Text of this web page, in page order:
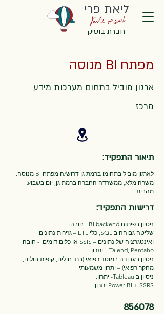
איתכם במסע
ליאת פרי
חברת בוטיק
מפתח BI מנוסה
ארגון מוביל בתחום מערכות מידע
מרכז
תיאור התפקיד:
לארגון מוביל בתחומו ברמת גן דרוש/ה מפתח BI מנוסה.
משרה מלא, ממשרדה החברה ברמת גן, יום בשבוע
מהבית
דרישות התפקיד:
ניסיון בפיתוח BI backend - חובה.
שליטה גבוהה ב SQL, כלי ETL – גזירות נתונים
ואינטגרציה של נתונים – SSIS או כלים דומים. - חובה.
Talend, Pentaho – יתרון.
ניסיון בעבודה במוסד רפואי (בתי חולים, קופות חולים,
מחקר רפואי) – יתרון משמעותי.
ניסיון ב Tableau- יתרון.
Power BI + SSRS יתרון.
856078